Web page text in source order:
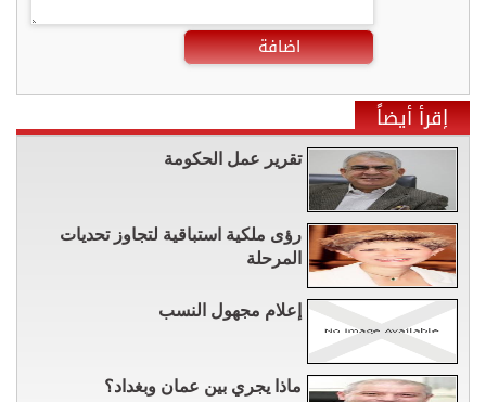
اضافة
إقرأ أيضاً
تقرير عمل الحكومة
رؤى ملكية استباقية لتجاوز تحديات
المرحلة
إعلام مجهول النسب
ماذا يجري بين عمان وبغداد؟